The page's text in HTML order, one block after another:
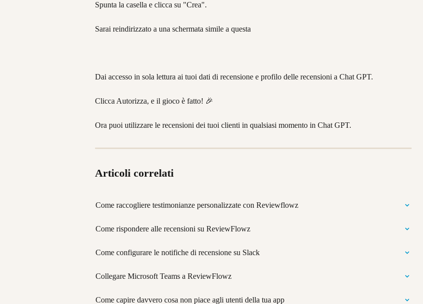
Spunta la casella e clicca su "Crea".
Sarai reindirizzato a una schermata simile a questa
Dai accesso in sola lettura ai tuoi dati di recensione e profilo delle recensioni a Chat GPT.
Clicca Autorizza, e il gioco è fatto! 🎉
Ora puoi utilizzare le recensioni dei tuoi clienti in qualsiasi momento in Chat GPT.
Articoli correlati
Come raccogliere testimonianze personalizzate con Reviewflowz
Come rispondere alle recensioni su ReviewFlowz
Come configurare le notifiche di recensione su Slack
Collegare Microsoft Teams a ReviewFlowz
Come capire davvero cosa non piace agli utenti della tua app